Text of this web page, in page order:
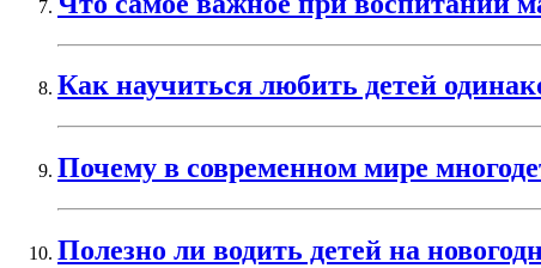
Как научиться любить детей
Почему в современном мире
Полезно ли водить детей на